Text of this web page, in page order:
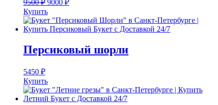
9500₽ 9000 ₽
Купить
Персиковый шорли
5450 ₽
Купить